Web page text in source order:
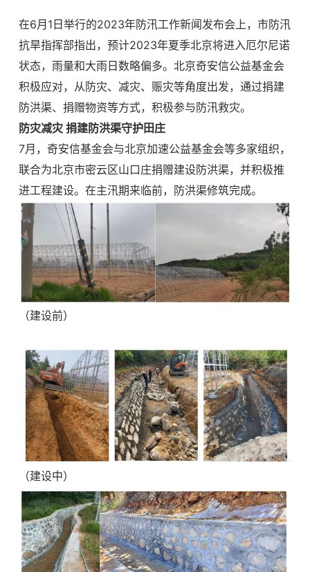
在6月1日举行的2023年防汛工作新闻发布会上，市防汛
抗旱指挥部指出，预计2023年夏季北京将进入厄尔尼诺
状态，雨量和大雨日数略偏多。北京奇安信公益基金会
积极应对，从防灾、减灾、赈灾等角度出发，通过捐建
防洪渠、捐赠物资等方式，积极参与防汛救灾。
防灾减灾 捐建防洪渠守护田庄
7月，奇安信基金会与北京加速公益基金会等多家组织，
联合为北京市密云区山口庄捐赠建设防洪渠，并积极推
进工程建设。在主汛期来临前，防洪渠修筑完成。
（建设前）
（建设中）